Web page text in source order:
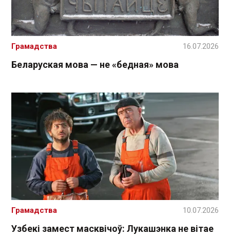
Беларуская мова — не «бедная» мова
Грамадства 16.07.2026
Узбекі замест масквічоў: Лукашэнка не вітае
Грамадства 10.07.2026